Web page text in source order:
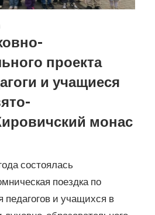
проекта
и учащиеся
монас
состоялась
поездка по
и учащихся в